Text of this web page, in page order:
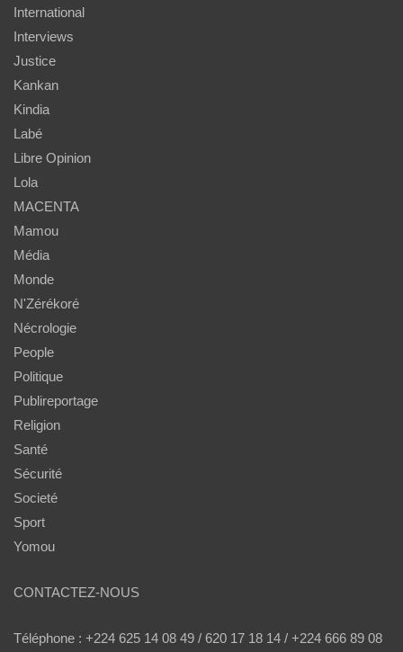
International
Interviews
Justice
Kankan
Kindia
Labé
Libre Opinion
Lola
MACENTA
Mamou
Média
Monde
N'Zérékoré
Nécrologie
People
Politique
Publireportage
Religion
Santé
Sécurité
Societé
Sport
Yomou
CONTACTEZ-NOUS
Téléphone : +224 625 14 08 49 / 620 17 18 14 / +224 666 89 08